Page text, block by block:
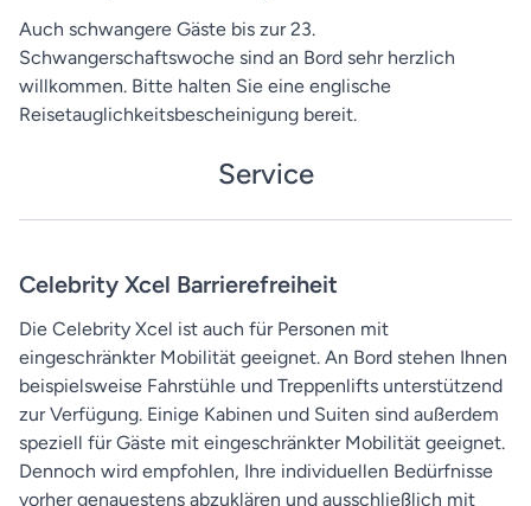
Auch schwangere Gäste bis zur 23.
Schwangerschaftswoche sind an Bord sehr herzlich
willkommen. Bitte halten Sie eine englische
Reisetauglichkeitsbescheinigung bereit.
Service
Celebrity Xcel Barrierefreiheit
Die Celebrity Xcel ist auch für Personen mit
eingeschränkter Mobilität geeignet. An Bord stehen Ihnen
beispielsweise Fahrstühle und Treppenlifts unterstützend
zur Verfügung. Einige Kabinen und Suiten sind außerdem
speziell für Gäste mit eingeschränkter Mobilität geeignet.
Dennoch wird empfohlen, Ihre individuellen Bedürfnisse
vorher genauestens abzuklären und ausschließlich mit